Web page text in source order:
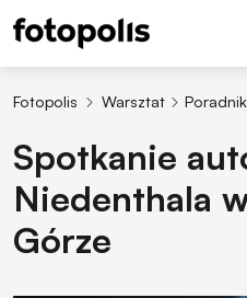
Fotopolis Warsztat
Spotkanie
Niedenthala
Górze